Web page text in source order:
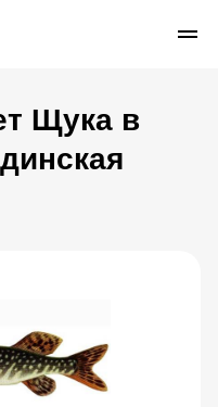
Щука в